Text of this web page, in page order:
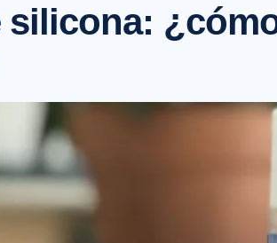
silicona: